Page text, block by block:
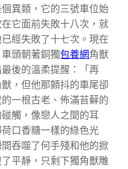
異類，它的三號車位始
它面前失敗十八次，就
經失敗了十七次。現在
頭朝著銅獨包養網角獸
後的溫柔提醒：「再
，但他那顫抖的車尾卻
一根古老、佈滿苔蘚的
觸，像戀人之間的耳
口香糖一樣的綠色光
吞噬了何手殘和他的掀
平靜，只剩下獨角獸雕